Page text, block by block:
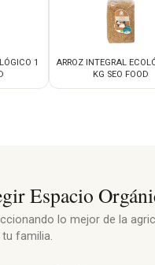
1
ARROZ INTEGRAL
KG SEO FOOD
Espacio
lo mejor de la
familia.